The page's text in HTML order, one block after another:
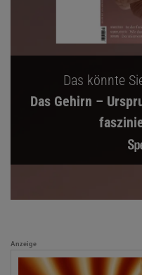
Das könnte
Das Gehirn –
Anzeige